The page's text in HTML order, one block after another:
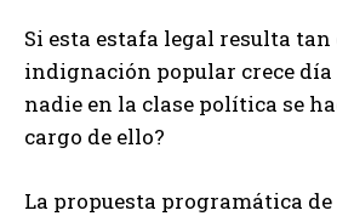
Si esta estafa legal resulta
indignación popular crece día
nadie en la clase política se
cargo de ello?
La propuesta programática